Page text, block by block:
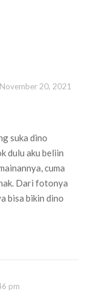
November 20, 2021
suka dino
dulu aku beliin
cuma
Dari fotonya
bisa bikin dino
pm